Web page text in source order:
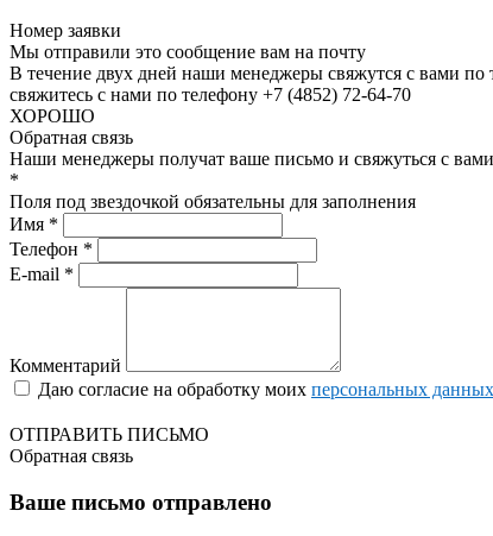
Номер заявки
Мы отправили это сообщение вам на почту
В течение двух дней наши менеджеры свяжутся с вами по
свяжитесь с нами по телефону +7 (4852) 72-64-70
ХОРОШО
Обратная связь
Наши менеджеры получат ваше письмо и свяжуться с
*
Поля под звездочкой обязательны для заполнения
Имя *
Телефон *
E-mail *
Комментарий
Даю согласие на обработку моих персональных данных
ОТПРАВИТЬ ПИСЬМО
Обратная связь
Ваше письмо отправлено